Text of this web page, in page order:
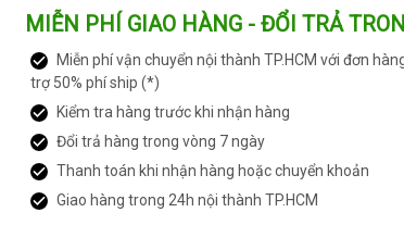
MIỄN PHÍ GIAO HÀNG - ĐỔI TRẢ
Miễn phí vận chuyển nội thành TP.HCM với đơn
trợ 50% phí ship (*)
Kiểm tra hàng trước khi nhận hàng
Đổi trả hàng trong vòng 7 ngày
Thanh toán khi nhận hàng hoặc chuyển khoản
Giao hàng trong 24h nội thành TP.HCM